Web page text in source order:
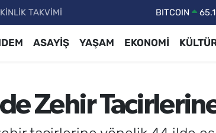
TAKVİMİ DOLAR
BİST100
ASAYİŞ YAŞAM EKONOMİ
Zehir